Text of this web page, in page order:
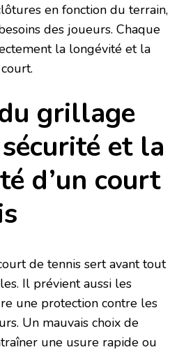
en fonction du terrain,
des joueurs. Chaque
la longévité et la
grillage
et la
d’un court
de tennis sert avant tout
Il prévient aussi les
une protection contre les
Un mauvais choix de
une usure rapide ou